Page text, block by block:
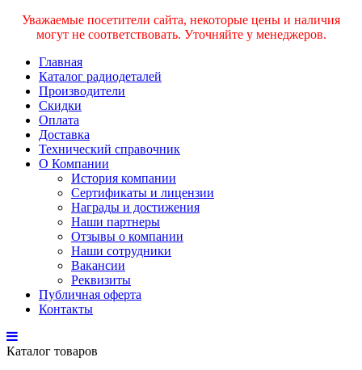
Уважаемые посетители сайта, некоторые цены и наличия
могут не соответствовать. Уточняйте у менеджеров.
Главная
Каталог радиодеталей
Производители
Скидки
Оплата
Доставка
Технический справочник
О Компании
История компании
Сертификаты и лицензии
Награды и достижения
Наши партнеры
Отзывы о компании
Наши сотрудники
Вакансии
Реквизиты
Публичная оферта
Контакты
Каталог товаров